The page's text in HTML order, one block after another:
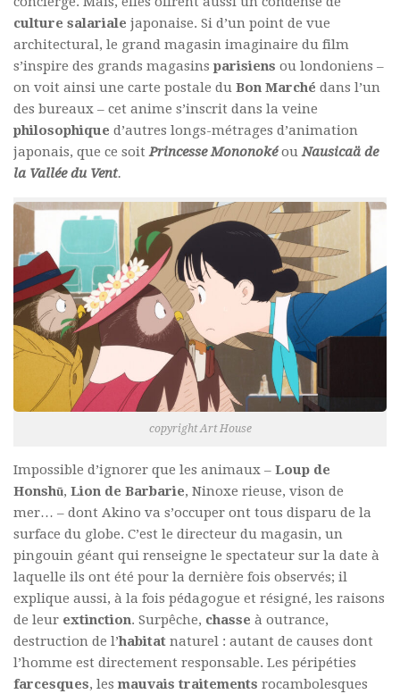
culture salariale japonaise. Si d’un point de vue
architectural, le grand magasin imaginaire du film
s’inspire des grands magasins parisiens ou londoniens –
on voit ainsi une carte postale du Bon Marché dans l’un
des bureaux – cet anime s’inscrit dans la veine
philosophique d’autres longs-métrages d’animation
japonais, que ce soitPrincesse MononokéouNausicaä de
la Vallée du Vent.
copyright Art House
Impossible d’ignorer que les animaux – Loup de
Honshū, Lion de Barbarie, Ninoxe rieuse, vison de
mer… – dont Akino va s’occuper ont tous disparu de la
surface du globe. C’est le directeur du magasin, un
pingouin géant qui renseigne le spectateur sur la date à
laquelle ils ont été pour la dernière fois observés; il
explique aussi, à la fois pédagogue et résigné, les raisons
de leur extinction. Surpêche, chasse à outrance,
destruction de l’habitat naturel : autant de causes dont
l’homme est directement responsable. Les péripéties
farcesques, lesmauvais traitements rocambolesques